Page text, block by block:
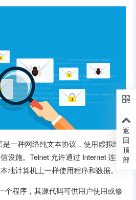
一种网络纯文本协议，使用虚拟终
设施。Telnet 允许通过 Internet 连接
地计算机上一样使用程序和数据。
个程序，其源代码可供用户使用或修
返
回
顶
部